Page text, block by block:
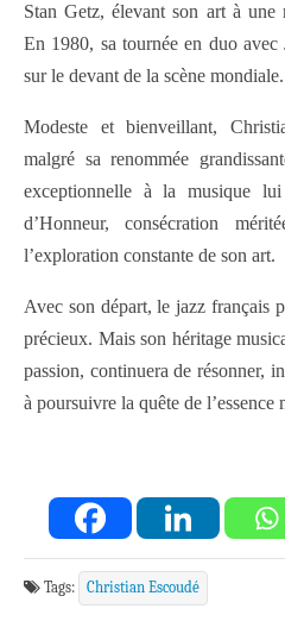
Stan Getz, élevant son art à une
En 1980, sa tournée en duo
sur le devant de la scène mondiale.
Modeste et bienveillant,
malgré sa renommée
exceptionnelle à la musique
d’Honneur, consécration
l’exploration constante de son art.
Avec son départ, le jazz français
précieux. Mais son héritage
passion, continuera de résonner,
à poursuivre la quête de l’essence
Tags: Christian Escoudé